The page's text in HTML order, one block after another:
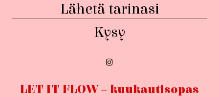
Lähetä tarinasi
Kysy
LET IT FLOW – kuukautisopas